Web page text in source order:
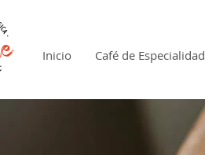
Inicio Café de Especialidad